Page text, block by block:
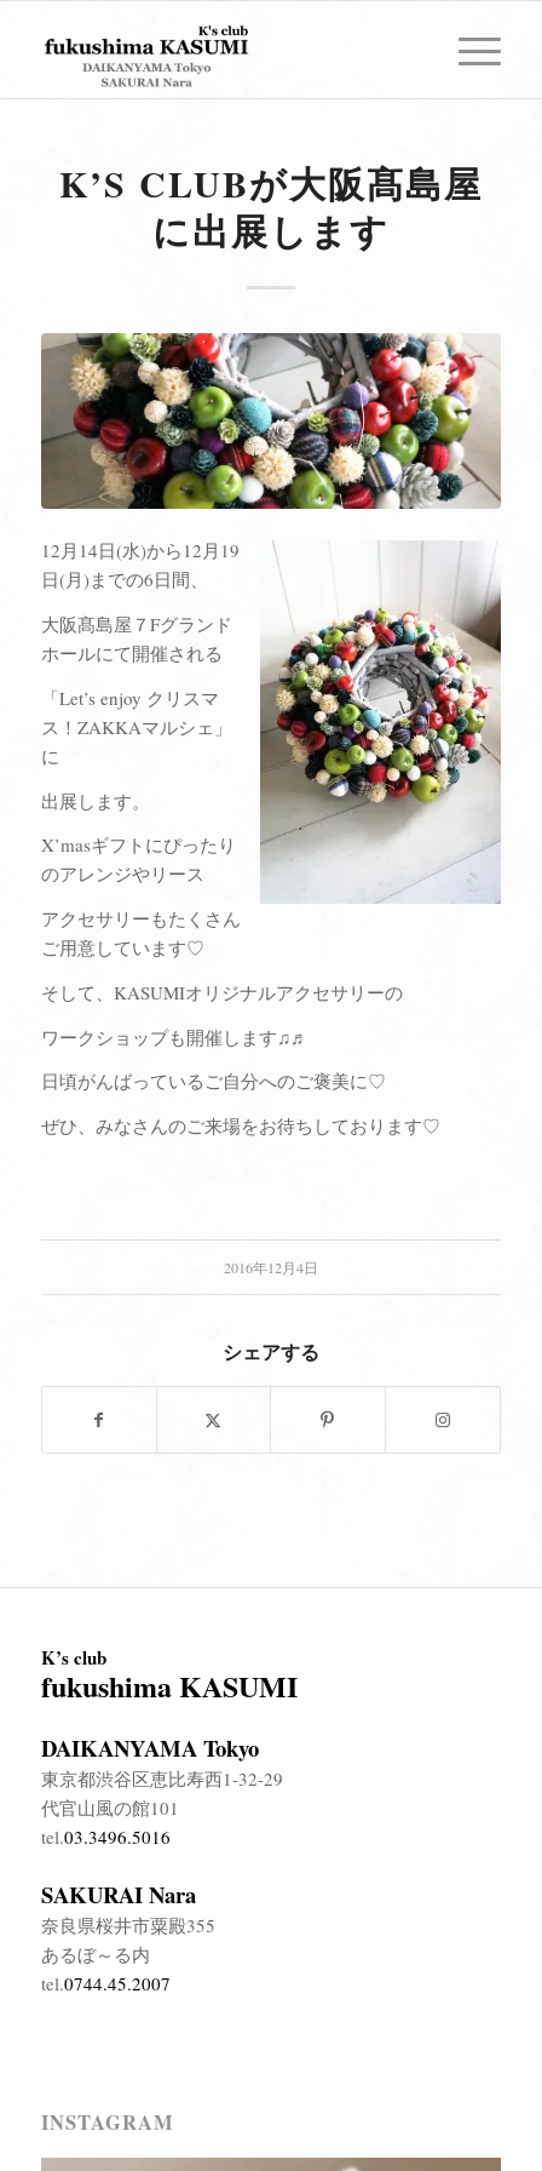
K’S CLUBが大阪髙島屋
に出展します
12月14日(水)から12月19
日(月)までの6日間、
大阪髙島屋７Fグランド
ホールにて開催される
「Let’s enjoy クリスマ
ス！ZAKKAマルシェ」
に
出展します。
X’masギフトにぴったり
のアレンジやリース
アクセサリーもたくさん
ご用意しています♡
そして、KASUMIオリジナルアクセサリーの
ワークショップも開催します♫♬
日頃がんばっているご自分へのご褒美に♡
ぜひ、みなさんのご来場をお待ちしております♡
2016年12月4日
シェアする
K’s club
fukushima KASUMI
DAIKANYAMA Tokyo
東京都渋谷区恵比寿西1-32-29
代官山風の館101
tel.03.3496.5016
SAKURAI Nara
奈良県桜井市粟殿355
あるぼ～る内
tel.0744.45.2007
INSTAGRAM